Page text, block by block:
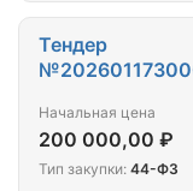
Тендер
Начальная цена
200 000,00 ₽
Тип закупки: 44-ФЗ